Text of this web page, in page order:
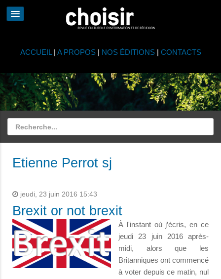
ACCUEIL | A PROPOS| NOS ÉDITIONS| CONTACTS
Etienne Perrot sj
jeudi, 23 juin 2016 15:43
Brexit or not brexit
À l'instant où j’écris, en ce
jeudi 23 juin 2016 après-
midi, alors que les
Britanniques ont commencé
à voter depuis ce matin, nul